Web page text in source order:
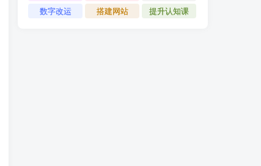
数字改运
搭建网站 提升认知课